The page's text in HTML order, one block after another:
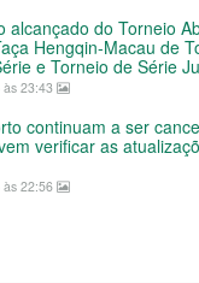
alcançado do Torneio
Hengqin-Macau de
e Torneio de Série
23:43
continuam a ser
verificar as
22:56